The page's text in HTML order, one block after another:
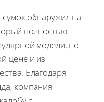
обнаружил на
полностью
модели, но
цене и из
Благодаря
компания